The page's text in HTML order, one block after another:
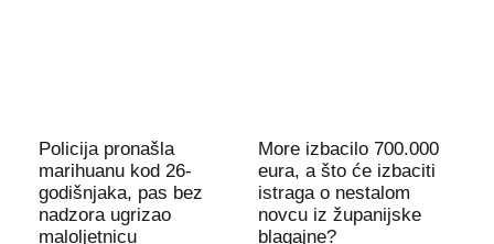
Policija pronašla
marihuanu kod 26-
godišnjaka, pas bez
nadzora ugrizao
maloljetnicu
More izbacilo 700.000
eura, a što će izbaciti
istraga o nestalom
novcu iz županijske
blagajne?